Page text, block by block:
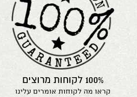
100% לקוחות מרוצים
קראו מה לקוחות אומרים עלינו